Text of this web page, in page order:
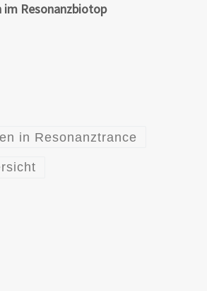
im Resonanzbiotop
in Resonanztrance